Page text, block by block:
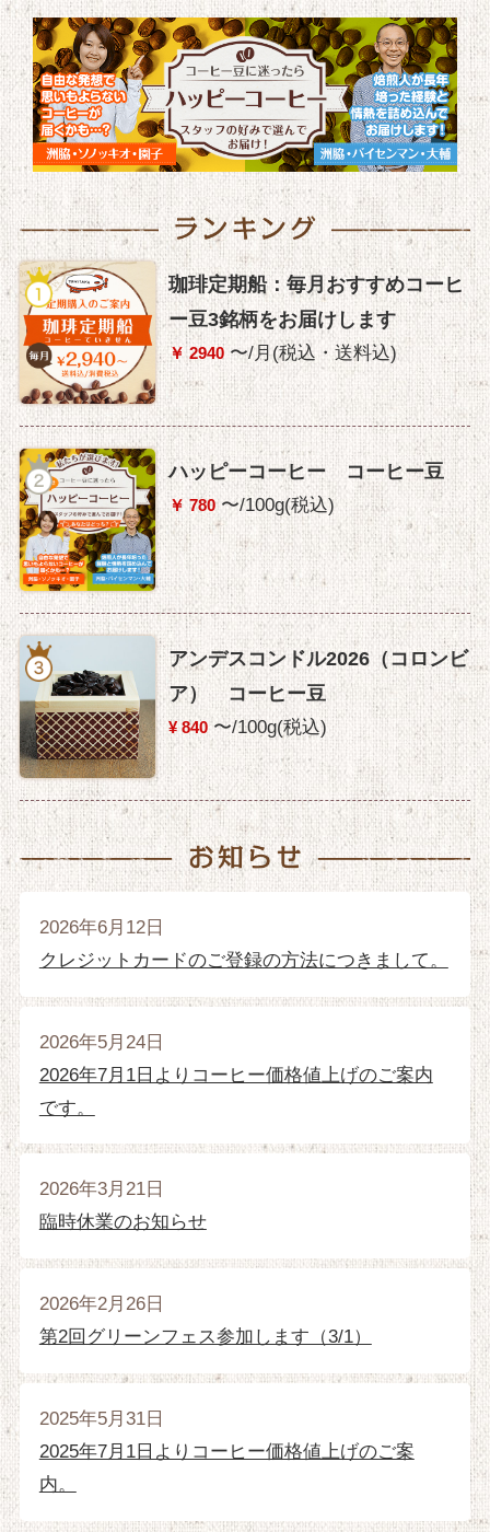
珈琲定期船：毎月おすすめコーヒ
ー豆3銘柄をお届けします
￥ 2940〜/月(税込・送料込)
ハッピーコーヒー コーヒー豆
￥ 780〜/100g(税込)
アンデスコンドル2026（コロンビ
ア） コーヒー豆
¥ 840〜/100g(税込)
2026年6月12日
クレジットカードのご登録の方法につきまして。
2026年5月24日
2026年7月1日よりコーヒー価格値上げのご案内
です。
2026年3月21日
臨時休業のお知らせ
2026年2月26日
第2回グリーンフェス参加します（3/1）
2025年5月31日
2025年7月1日よりコーヒー価格値上げのご案
内。